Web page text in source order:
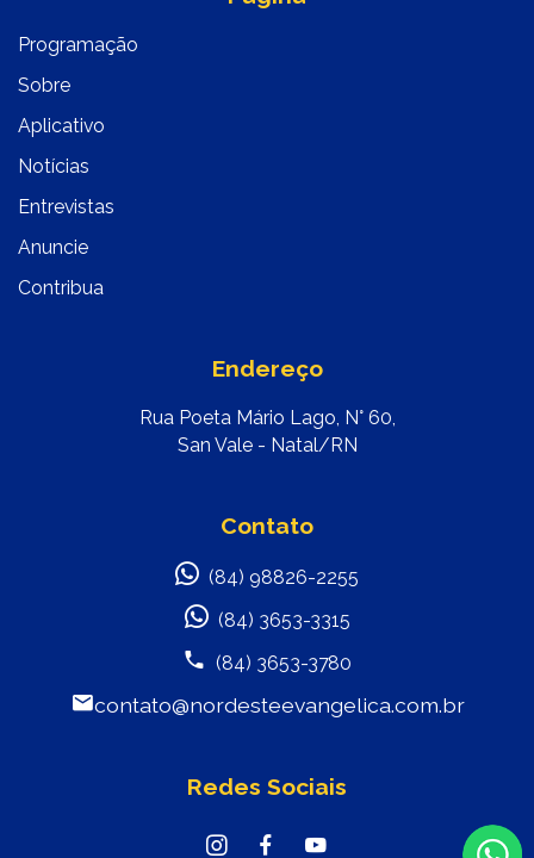
Programação
Sobre
Aplicativo
Notícias
Entrevistas
Anuncie
Contribua
Endereço
Rua Poeta Mário Lago, N° 60,
San Vale - Natal/RN
Contato
(84) 98826-2255
(84) 3653-3315
(84) 3653-3780
contato@nordesteevangelica.com.br
Redes Sociais